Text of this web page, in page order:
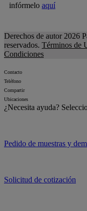
infórmelo aquí
Derechos de autor 2026
reservados. Términos de
Condiciones
Contacto
Teléfono
Compartir
Ubicaciones
¿Necesita ayuda?
Pedido de muestras y
Solicitud de cotización